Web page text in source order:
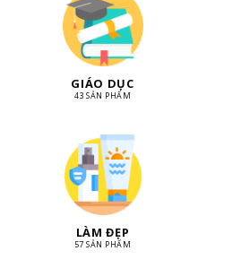
GIÁO DỤC
43 SẢN PHẨM
LÀM ĐẸP
57 SẢN PHẨM